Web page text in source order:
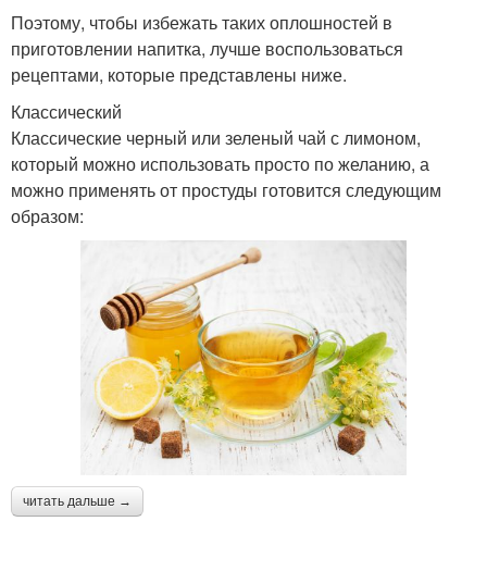
Поэтому, чтобы избежать таких оплошностей в
приготовлении напитка, лучше воспользоваться
рецептами, которые представлены ниже.
Классический
Классические черный или зеленый чай с лимоном,
который можно использовать просто по желанию, а
можно применять от простуды готовится следующим
образом:
читать дальше →